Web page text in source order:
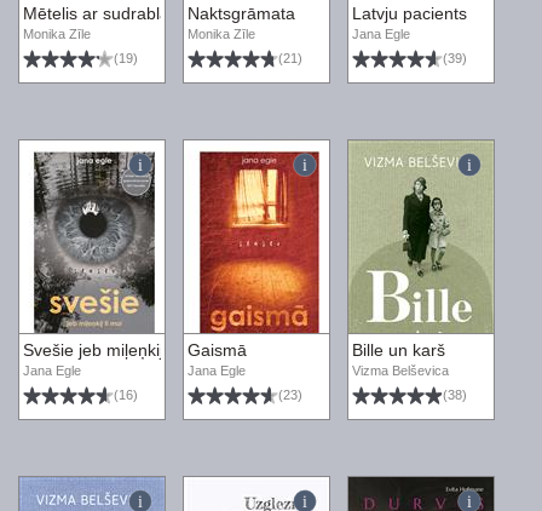
Mētelis ar sudrablapsu
Monika Zīle
(19)
Naktsgrāmata
Monika Zīle
(21)
Latvju pacients
Jana Egle
(39)
Svešie jeb miļeņkij ti moi
Jana Egle
(16)
Gaismā
Jana Egle
(23)
Bille un karš
Vizma Belševica
(38)